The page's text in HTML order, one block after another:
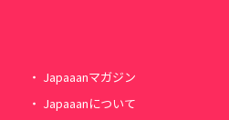
Japaaanマガジン
Japaaanについて